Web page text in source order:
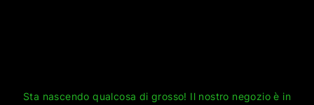
Sta nascendo qualcosa di grosso! Il nostro negozio è in